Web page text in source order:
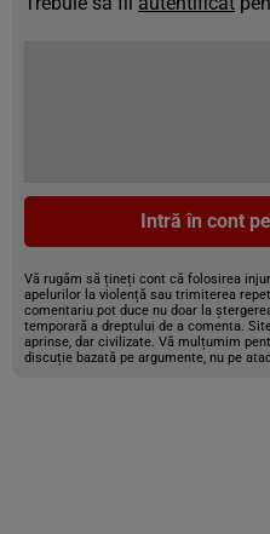
Intră în cont
Vă rugăm să țineți cont că folosirea
apelurilor la violență sau trimiterea
comentariu pot duce nu doar la
temporară a dreptului de a comenta.
aprinse, dar civilizate. Vă mulțumim
discuție bazată pe argumente, nu pe